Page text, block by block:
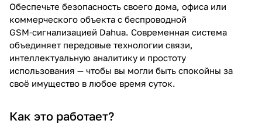
Обеспечьте безопасность своего дома, офиса или
коммерческого объекта с беспроводной
GSM‑сигнализацией Dahua. Современная система
объединяет передовые технологии связи,
интеллектуальную аналитику и простоту
использования — чтобы вы могли быть спокойны за
своё имущество в любое время суток.
Как это работает?